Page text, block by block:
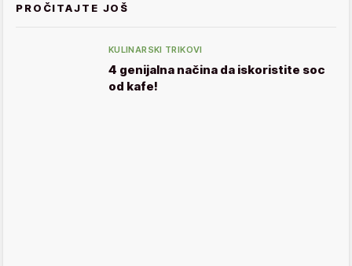
PROČITAJTE JOŠ
KULINARSKI TRIKOVI
4 genijalna načina da iskoristite soc
od kafe!